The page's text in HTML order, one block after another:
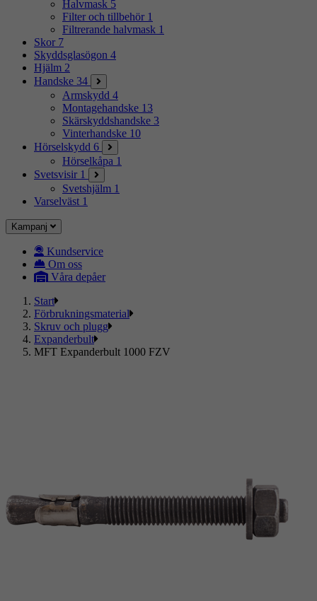
Halvmask 5
Filter och tillbehör 1
Filtrerande halvmask 1
Skor 7
Skyddsglasögon 4
Hjälm 2
Handske 34
Armskydd 4
Montagehandske 13
Skärskyddshandske 3
Vinterhandske 10
Hörselskydd 6
Hörselkåpa 1
Svetsvisir 1
Svetshjälm 1
Varselväst 1
Kampanj
Kundservice
Om oss
Våra depåer
Start
Förbrukningsmaterial
Skruv och plugg
Expanderbult
MFT Expanderbult 1000 FZV